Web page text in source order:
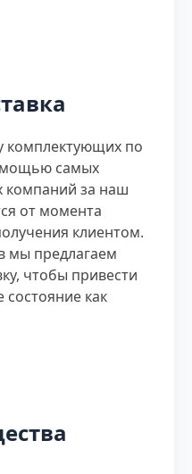
комплектующих по
самых
компаний за наш
от момента
клиентом.
мы предлагаем
чтобы привести
как